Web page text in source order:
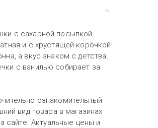
с сахарной посыпкой.
и с хрустящей корочкой!
а вкус знаком с детства.
с ванилью собирает за
ознакомительный
вид товара в магазинах
сайте. Актуальные цены и